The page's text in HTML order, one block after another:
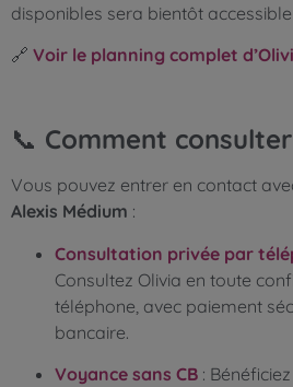
disponibles sera bientôt
🔗 Voir le planning complet
📞 Comment
Vous pouvez entrer en contact
Alexis Médium :
Consultation privée par
Consultez Olivia en toute
téléphone, avec paiement
bancaire.
Voyance sans CB :